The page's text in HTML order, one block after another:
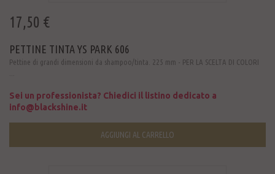
17,50 €
PETTINE TINTA YS PARK 606
Pettine di grandi dimensioni da shampoo/tinta. 225 mm - PER LA SCELTA DI COLORI
Sei un professionista? Chiedici il listino dedicato a
info@blackshine.it
AGGIUNGI AL CARRELLO